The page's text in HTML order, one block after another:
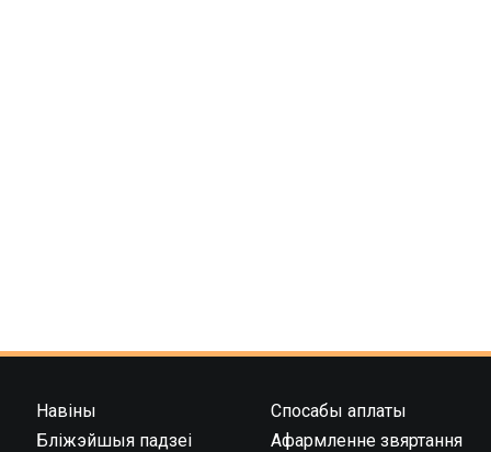
Навіны
Бліжэйшыя падзеі
Спосабы аплаты
Афармленне звяртання